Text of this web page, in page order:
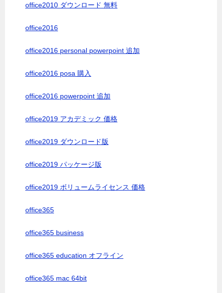
office2010 ダウンロード 無料
office2016
office2016 personal powerpoint 追加
office2016 posa 購入
office2016 powerpoint 追加
office2019 アカデミック 価格
office2019 ダウンロード版
office2019 パッケージ版
office2019 ボリュームライセンス 価格
office365
office365 business
office365 education オフライン
office365 mac 64bit